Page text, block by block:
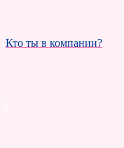
Кто ты в компании?